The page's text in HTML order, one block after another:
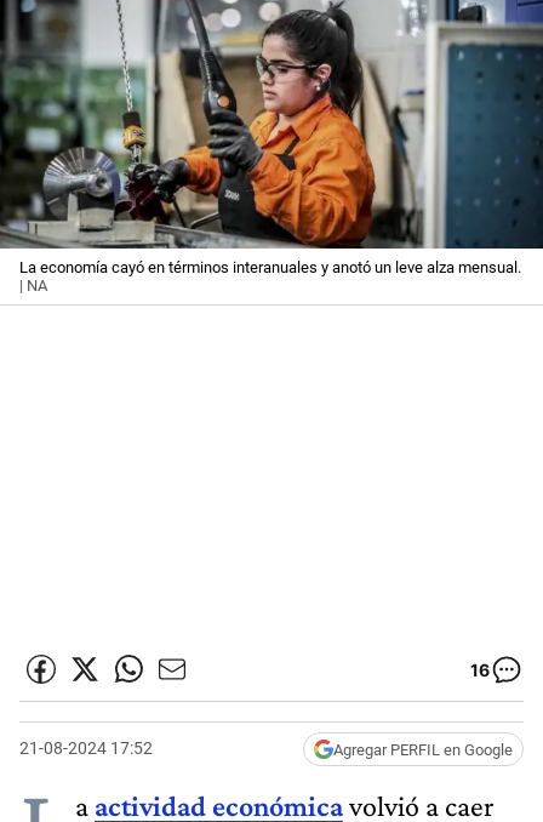
La economía cayó en términos interanuales y anotó un leve alza mensual.
| NA
16
21-08-2024 17:52 Agregar PERFIL en Google
a actividad económicavolvió a caer